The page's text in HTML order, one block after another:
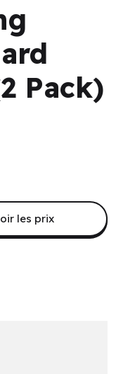
Pack)
les prix